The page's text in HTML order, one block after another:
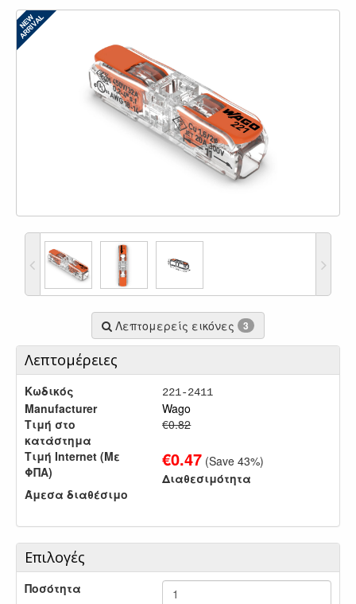
Λεπτομερείς εικόνες 3
Λεπτομέρειες
Κωδικός 221-2411
Manufacturer
Wago
Τιμή στο
κατάστημα
€0.82
Τιμή Internet (Με
ΦΠΑ)
€0.47 (Save43%)
Διαθεσιμότητα
Άμεσα διαθέσιμο
Επιλογές
Ποσότητα